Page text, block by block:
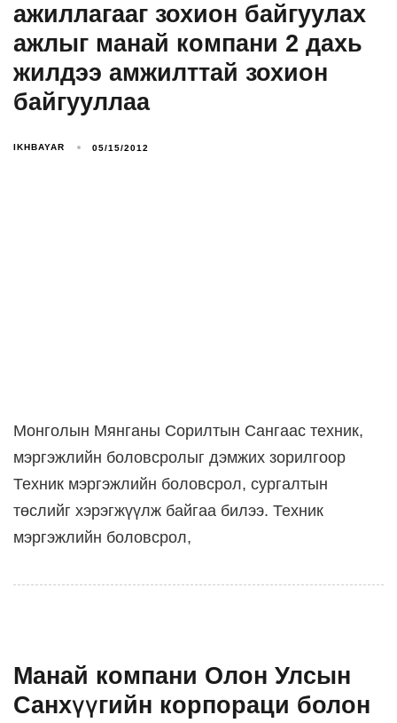
ажиллагааг зохион байгуулах
ажлыг манай компани 2 дахь
жилдээ амжилттай зохион
байгууллаа
IKHBAYAR 05/15/2012
Монголын Мянганы Сорилтын Сангаас техник,
мэргэжлийн боловсролыг дэмжих зорилгоор
Техник мэргэжлийн боловсрол, сургалтын
төслийг хэрэгжүүлж байгаа билээ. Техник
мэргэжлийн боловсрол,
Манай компани Олон Улсын
Санхүүгийн корпораци болон